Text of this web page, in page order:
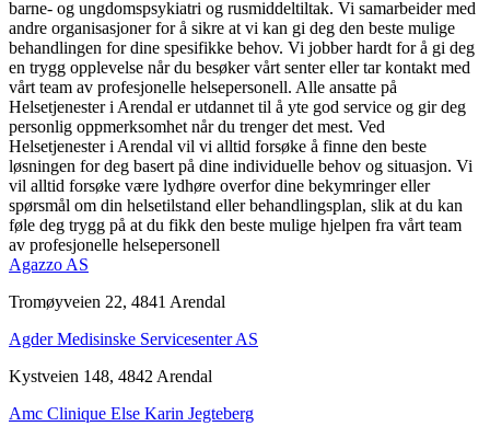
barne- og ungdomspsykiatri og rusmiddeltiltak. Vi samarbeider med
andre organisasjoner for å sikre at vi kan gi deg den beste mulige
behandlingen for dine spesifikke behov. Vi jobber hardt for å gi deg
en trygg opplevelse når du besøker vårt senter eller tar kontakt med
vårt team av profesjonelle helsepersonell. Alle ansatte på
Helsetjenester i Arendal er utdannet til å yte god service og gir deg
personlig oppmerksomhet når du trenger det mest. Ved
Helsetjenester i Arendal vil vi alltid forsøke å finne den beste
løsningen for deg basert på dine individuelle behov og situasjon. Vi
vil alltid forsøke være lydhøre overfor dine bekymringer eller
spørsmål om din helsetilstand eller behandlingsplan, slik at du kan
føle deg trygg på at du fikk den beste mulige hjelpen fra vårt team
av profesjonelle helsepersonell
Agazzo AS
Tromøyveien 22, 4841 Arendal
Agder Medisinske Servicesenter AS
Kystveien 148, 4842 Arendal
Amc Clinique Else Karin Jegteberg